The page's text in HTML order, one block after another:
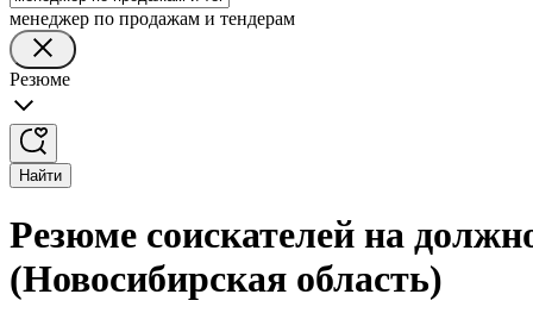
менеджер по продажам и тендерам
Резюме
Найти
Резюме соискателей на
(Новосибирская область)